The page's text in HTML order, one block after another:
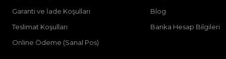
Garanti ve İade Koşulları
Teslimat Koşulları
Online Ödeme (Sanal Pos)
Blog
Banka Hesap Bilgileri